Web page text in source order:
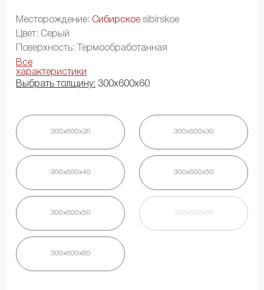
Месторождение: Сибирское sibirskoe
Цвет: Серый
Поверхность: Термообработанная
Все
характеристики
Выбрать толщину: 300х600х60
300х600х20 300х600х30
300х600х40 300х600х50
300х600х50 300х600х60
300х600х80